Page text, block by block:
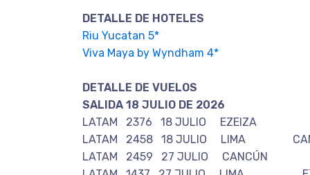
DETALLE DE HOTELES
Riu Yucatan 5*
Viva Maya by Wyndham 4*
DETALLE DE VUELOS
SALIDA 18 JULIO DE 2026
LATAM 2376 18 JULIO EZEIZA
LATAM 2458 18 JULIO LIMA
LATAM 2459 27 JULIO